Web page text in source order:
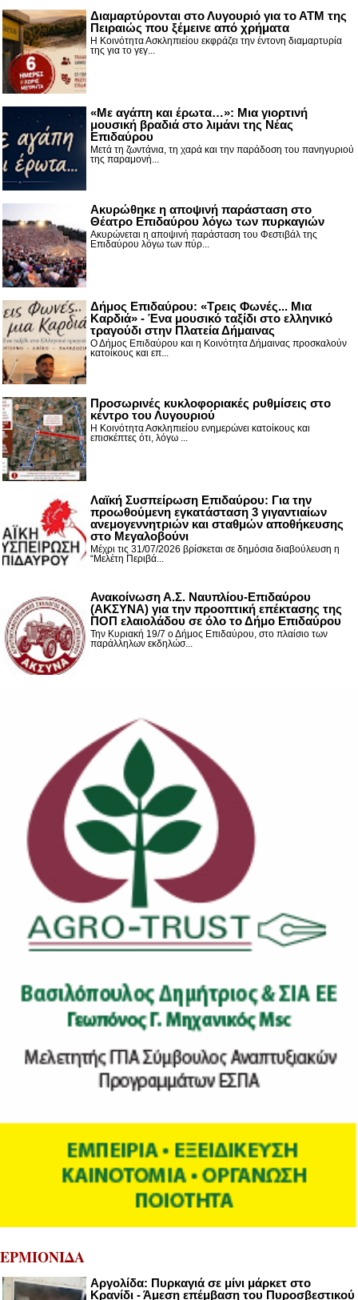
Διαμαρτύρονται στο Λυγουριό για το ΑΤΜ της
Πειραιώς που ξέμεινε από χρήματα
Η Κοινότητα Ασκληπιείου εκφράζει την έντονη διαμαρτυρία
της για το γεγ...
«Με αγάπη και έρωτα…»: Μια γιορτινή
μουσική βραδιά στο λιμάνι της Νέας
Επιδαύρου
Μετά τη ζωντάνια, τη χαρά και την παράδοση του πανηγυριού
της παραμονή...
Ακυρώθηκε η αποψινή παράσταση στο
Θέατρο Επιδαύρου λόγω των πυρκαγιών
Ακυρώνεται η αποψινή παράσταση του Φεστιβάλ της
Επιδαύρου λόγω των πύρ...
Δήμος Επιδαύρου: «Τρεις Φωνές... Μια
Καρδιά» - Ένα μουσικό ταξίδι στο ελληνικό
τραγούδι στην Πλατεία Δήμαινας
Ο Δήμος Επιδαύρου και η Κοινότητα Δήμαινας προσκαλούν
κατοίκους και επ...
Προσωρινές κυκλοφοριακές ρυθμίσεις στο
κέντρο του Λυγουριού
Η Κοινότητα Ασκληπιείου ενημερώνει κατοίκους και
επισκέπτες ότι, λόγω ...
Λαϊκή Συσπείρωση Επιδαύρου: Για την
προωθούμενη εγκατάσταση 3 γιγαντιαίων
ανεμογεννητριών και σταθμών αποθήκευσης
στο Μεγαλοβούνι
Μέχρι τις 31/07/2026 βρίσκεται σε δημόσια διαβούλευση η
“Μελέτη Περιβά...
Ανακοίνωση Α.Σ. Ναυπλίου-Επιδαύρου
(ΑΚΣΥΝΑ) για την προοπτική επέκτασης της
ΠΟΠ ελαιολάδου σε όλο το Δήμο Επιδαύρου
Την Κυριακή 19/7 ο Δήμος Επιδαύρου, στο πλαίσιο των
παράλληλων εκδηλώσ...
ΕΡΜΙΟΝΙΔΑ
Αργολίδα: Πυρκαγιά σε μίνι μάρκετ στο
Κρανίδι - Άμεση επέμβαση του Πυροσβεστικού